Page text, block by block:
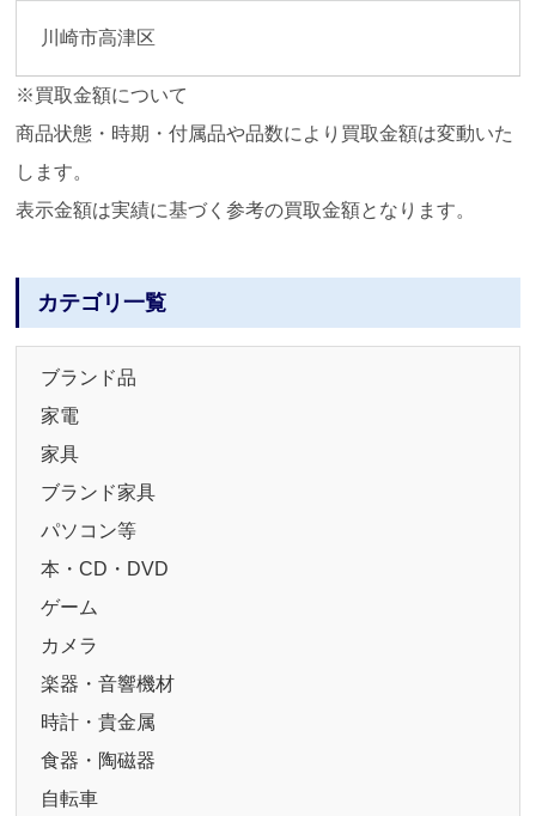
川崎市高津区
※買取金額について
商品状態・時期・付属品や品数により買取金額は変動いた
します。
表示金額は実績に基づく参考の買取金額となります。
カテゴリ一覧
ブランド品
家電
家具
ブランド家具
パソコン等
本・CD・DVD
ゲーム
カメラ
楽器・音響機材
時計・貴金属
食器・陶磁器
自転車